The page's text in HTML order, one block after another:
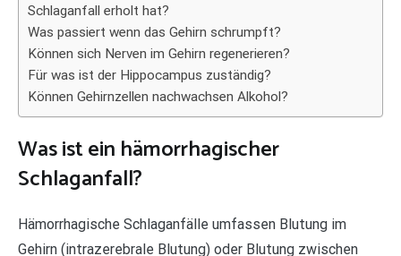
Schlaganfall erholt hat?
Was passiert wenn das Gehirn schrumpft?
Können sich Nerven im Gehirn regenerieren?
Für was ist der Hippocampus zuständig?
Können Gehirnzellen nachwachsen Alkohol?
Was ist ein hämorrhagischer
Schlaganfall?
Hämorrhagische Schlaganfälle umfassen Blutung im
Gehirn (intrazerebrale Blutung) oder Blutung zwischen